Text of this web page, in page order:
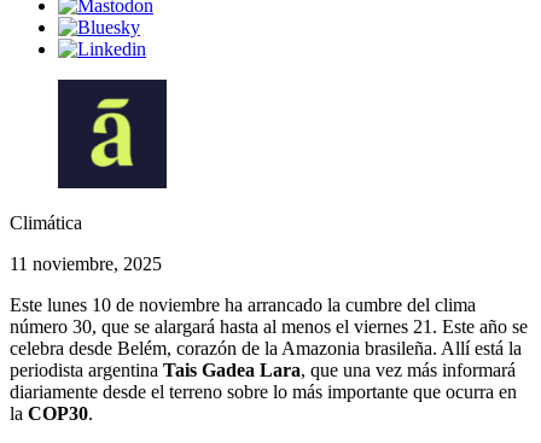
Climática
11 noviembre, 2025
Este lunes 10 de noviembre ha arrancado la cumbre del clima
número 30, que se alargará hasta al menos el viernes 21. Este año se
celebra desde Belém, corazón de la Amazonia brasileña. Allí está la
periodista argentina Tais Gadea Lara, que una vez más informará
diariamente desde el terreno sobre lo más importante que ocurra en
la COP30.